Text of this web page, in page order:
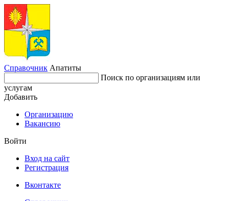
Справочник Апатиты
Поиск по организациям или
услугам
Добавить
Организацию
Вакансию
Войти
Вход на сайт
Регистрация
Вконтакте